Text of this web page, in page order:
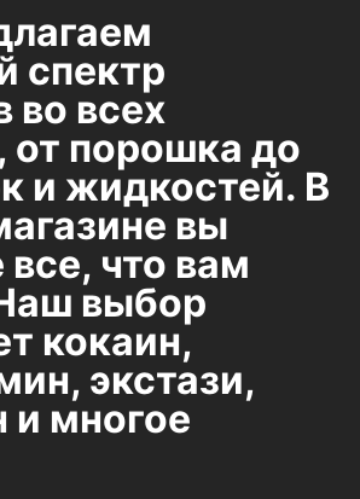
спектр
во всех
порошка до
и жидкостей. В
вы
все, что вам
выбор
кокаин,
экстази,
и многое